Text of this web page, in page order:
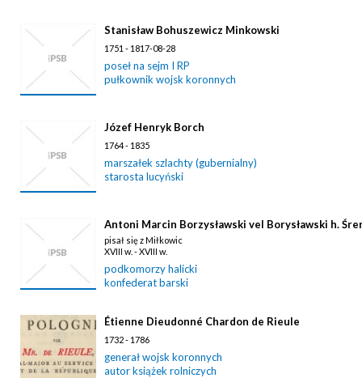
Stanisław Bohuszewicz Minkowski
1751 - 1817-08-28
poseł na sejm I RP
pułkownik wojsk koronnych
Józef Henryk Borch
1764 - 1835
marszałek szlachty (gubernialny)
starosta lucyński
Antoni Marcin Borzysławski vel Borysławski h.
pisał się z Miłkowic
XVIII w. - XVIII w.
podkomorzy halicki
konfederat barski
Étienne Dieudonné Chardon de Rieule
1732 - 1786
generał wojsk koronnych
autor książek rolniczych